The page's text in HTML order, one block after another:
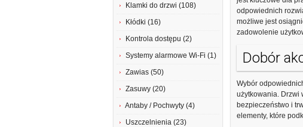
Klamki do drzwi (108)
Kłódki (16)
Kontrola dostępu (2)
Systemy alarmowe Wi-Fi (1)
Zawias (50)
Zasuwy (20)
Antaby / Pochwyty (4)
Uszczelnienia (23)
odpowiednich
możliwe jest
zadowolenie
Dobór
Wybór
użytkowania. Drzwi
bezpieczeństwo i
elementy, które